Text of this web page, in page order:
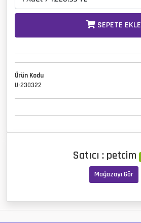
SEPETE EKLE
Ürün Kodu
U-230322
Satıcı : petcim
Mağazayı Gör